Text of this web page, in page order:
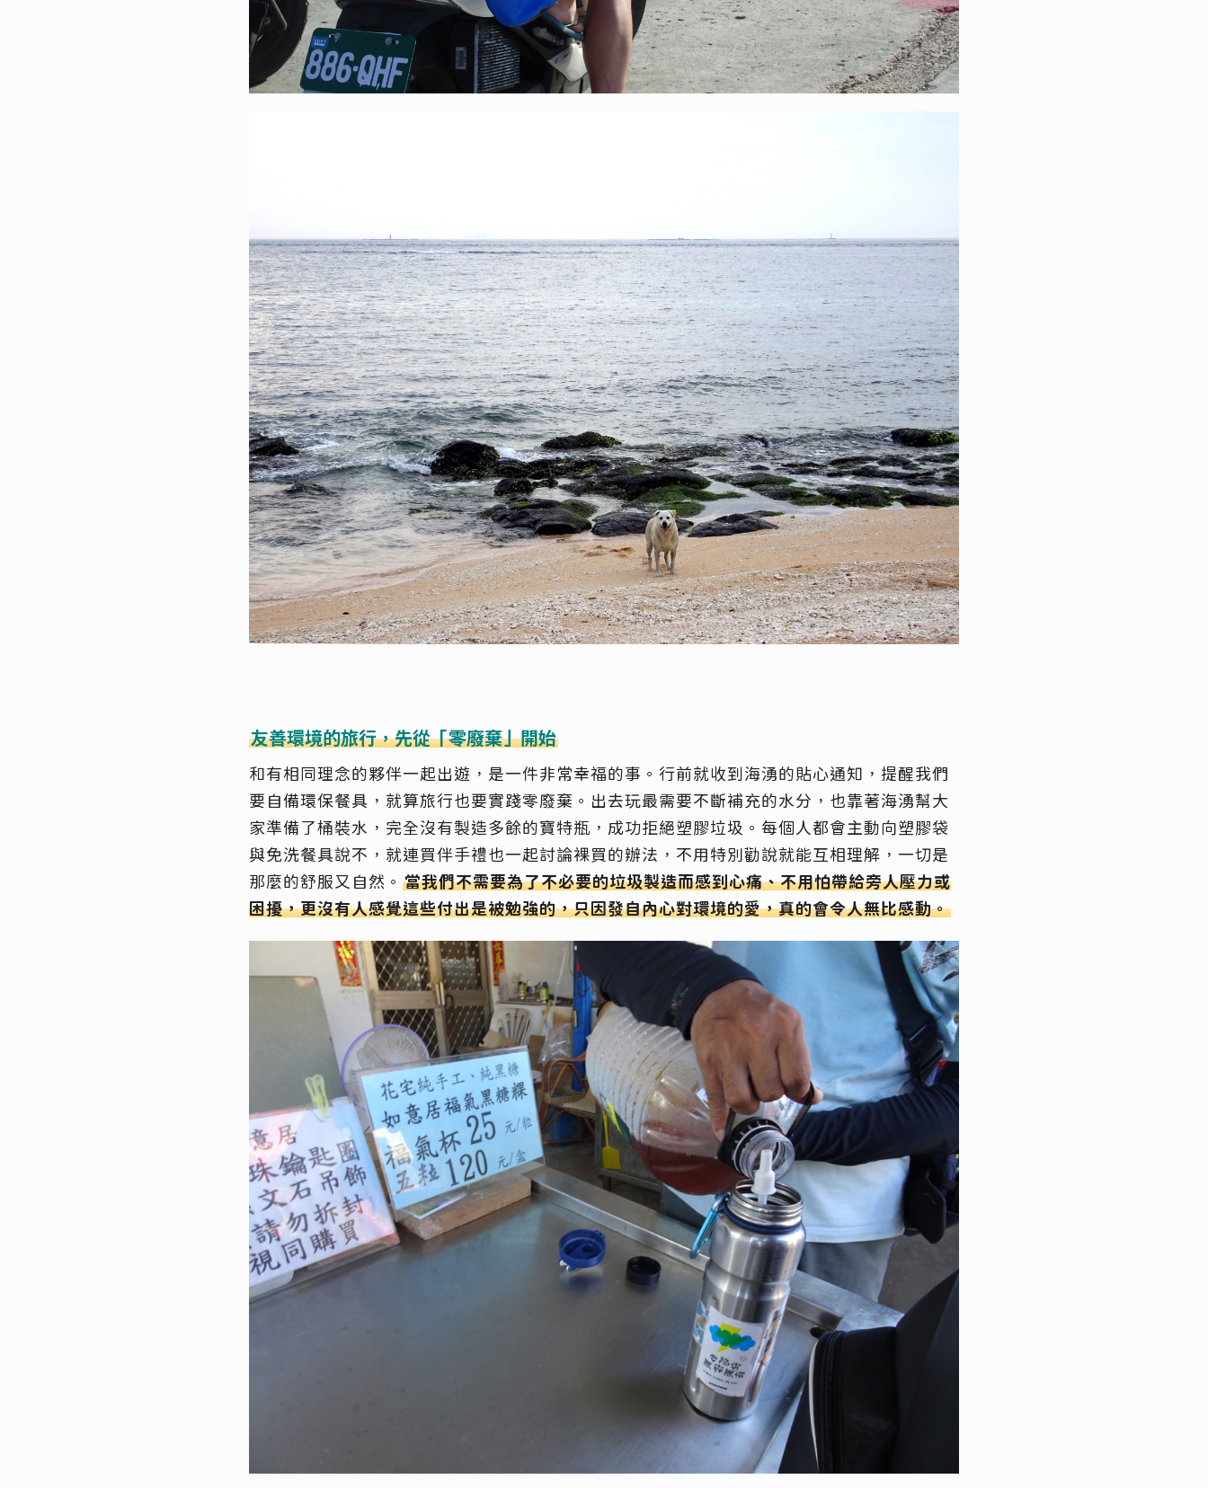
友善環境的旅行，先從「零廢棄」開始
和有相同理念的夥伴一起出遊，是一件非常幸福的事。行前就收到海湧的貼心通知，提醒我們
要自備環保餐具，就算旅行也要實踐零廢棄。出去玩最需要不斷補充的水分，也靠著海湧幫大
家準備了桶裝水，完全沒有製造多餘的寶特瓶，成功拒絕塑膠垃圾。每個人都會主動向塑膠袋
與免洗餐具說不，就連買伴手禮也一起討論裸買的辦法，不用特別勸說就能互相理解，一切是
那麼的舒服又自然。 當我們不需要為了不必要的垃圾製造而感到心痛、不用怕帶給旁人壓力或
困擾，更沒有人感覺這些付出是被勉強的，只因發自內心對環境的愛，真的會令人無比感動。